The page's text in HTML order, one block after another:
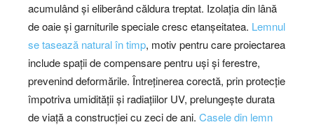
acumulând și eliberând căldura treptat. Izolația din lână
de oaie și garniturile speciale cresc etanșeitatea. Lemnul
se tasează natural în timp, motiv pentru care proiectarea
include spații de compensare pentru uși și ferestre,
prevenind deformările. Întreținerea corectă, prin protecție
împotriva umidității și radiațiilor UV, prelungește durata
de viață a construcției cu zeci de ani. Casele din lemn